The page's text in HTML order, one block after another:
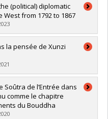
(political) diplomatic
from 1792 to 1867
la pensée de Xunzi
de l’Entrée dans
comme le chapitre
du Bouddha